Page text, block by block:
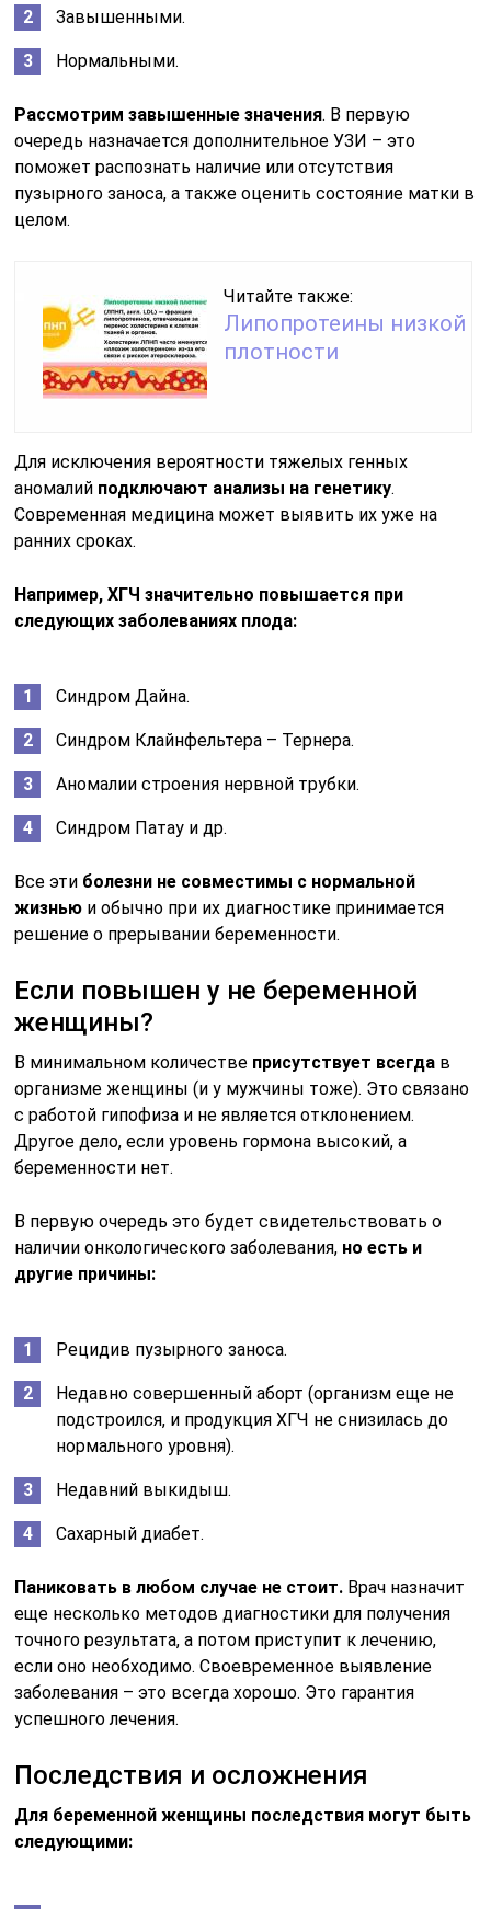
Завышенными.
Нормальными.
Рассмотрим завышенные значения. В первую
очередь назначается дополнительное УЗИ – это
поможет распознать наличие или отсутствия
пузырного заноса, а также оценить состояние матки в
целом.
Читайте также:
Липопротеины низкой
плотности
Для исключения вероятности тяжелых генных
аномалий подключают анализы на генетику.
Современная медицина может выявить их уже на
ранних сроках.
Например, ХГЧ значительно повышается при
следующих заболеваниях плода:
Синдром Дайна.
Синдром Клайнфельтера – Тернера.
Аномалии строения нервной трубки.
Синдром Патау и др.
Все эти болезни не совместимы с нормальной
жизнью и обычно при их диагностике принимается
решение о прерывании беременности.
Если повышен у не беременной
женщины?
В минимальном количестве присутствует всегда в
организме женщины (и у мужчины тоже). Это связано
с работой гипофиза и не является отклонением.
Другое дело, если уровень гормона высокий, а
беременности нет.
В первую очередь это будет свидетельствовать о
наличии онкологического заболевания, но есть и
другие причины:
Рецидив пузырного заноса.
Недавно совершенный аборт (организм еще не
подстроился, и продукция ХГЧ не снизилась до
нормального уровня).
Недавний выкидыш.
Сахарный диабет.
Паниковать в любом случае не стоит. Врач назначит
еще несколько методов диагностики для получения
точного результата, а потом приступит к лечению,
если оно необходимо. Своевременное выявление
заболевания – это всегда хорошо. Это гарантия
успешного лечения.
Последствия и осложнения
Для беременной женщины последствия могут быть
следующими: